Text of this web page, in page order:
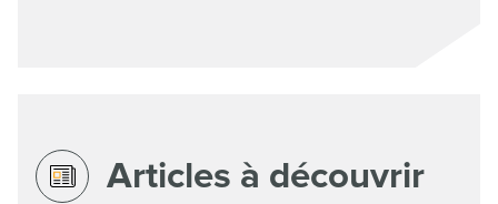
Articles à découvrir